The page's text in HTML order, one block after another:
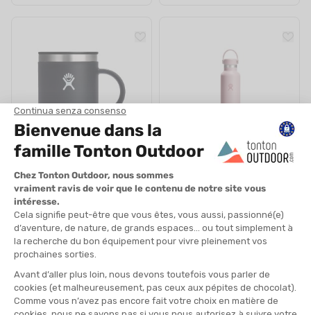
HYDRO-FLASK
TAZZA TERMICA 12 OZ (355 ML)
DISPONIBILE - SPEDITO IN 24/48 ORE
BORRACCIA 24 OZ STANDARD
FLEX CAP TRILLIUM
DISPONIBILE - SPEDITO IN 24/48 ORE